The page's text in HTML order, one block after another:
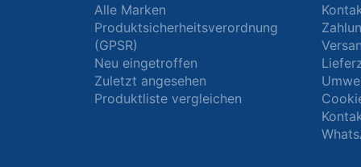
Alle Marken
Produktsicherheitsverordnung
(GPSR)
Neu eingetroffen
Zuletzt angesehen
Produktliste vergleichen